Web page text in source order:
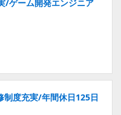
/ゲーム開発エンジニア
度充実/年間休日125日